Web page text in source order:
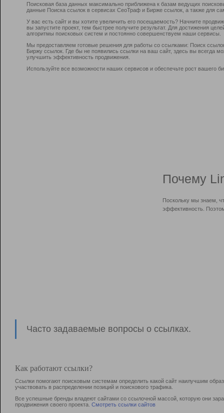
Поисковая база данных максимально приближена к базам ведущих
данные Поиска ссылок в сервисах СеоТраф и Бирже ссылок, а также для
У вас есть сайт и вы хотите увеличить его посещаемость? Начните
вы запустите проект, тем быстрее получите результат. Для достижения
алгоритмы поисковых систем и постоянно совершенствуем наши сервисы.
Мы предоставляем готовые решения для работы со ссылками: Поиск
Биржу ссылок. Где бы не появились ссылки на ваш сайт, здесь вы всегда
улучшить эффективность продвижения.
Используйте все возможности наших сервисов и обеспечьте рост вашего
Почему
Поскольку мы знаем,
эффективность.
Часто задаваемые вопросы о ссылках.
Как работают ссылки?
Ссылки помогают поисковым системам определить какой сайт наилучшим
участвовать в раcпределении позиций и поискового трафика.
Все успешные бренды владеют сайтами со ссылочной массой, которую они
продвижения своего проекта. Смотреть ссылки сайтов